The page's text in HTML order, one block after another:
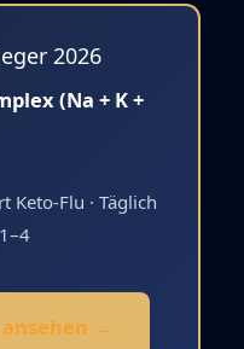
2026
(Na + K +
Keto-Flu · Täglich
ansehen →